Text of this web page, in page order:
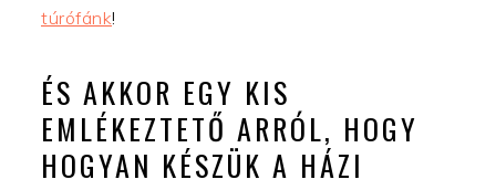
túrófánk!
ÉS AKKOR EGY KIS
EMLÉKEZTETŐ ARRÓL, HOGY
HOGYAN KÉSZÜK A HÁZI